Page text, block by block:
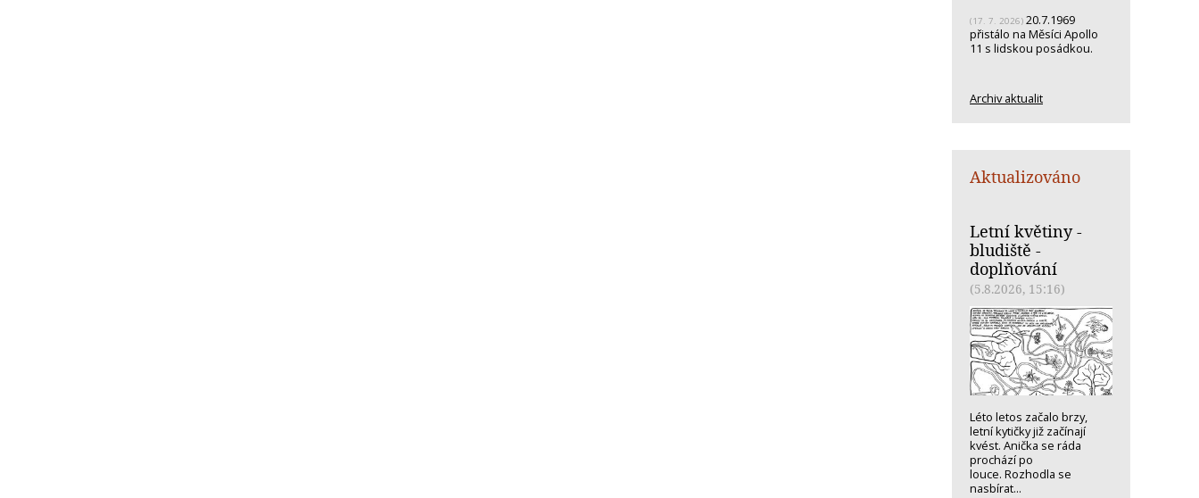
(17. 7. 2026) 20.7.1969
přistálo na Měsíci Apollo
11 s lidskou posádkou.
Archiv aktualit
Aktualizováno
Letní květiny -
bludiště -
doplňování
(5.8.2026, 15:16)
Léto letos začalo brzy,
letní kytičky již začínají
kvést. Anička se ráda
prochází po
louce. Rozhodla se
nasbírat...